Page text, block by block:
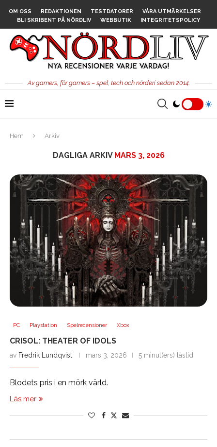
OM OSS REDAKTIONEN TESTDATORER
VÅRA UTMÄRKELSER
BLI SKRIBENT PÅ NÖRDLIV
WEBBUTIK INTEGRITETSPOLICY
Av gamers, för gamers – spel, tech och nörderi sedan 2014.
Hem Arkiv
DAGLIGA ARKIV MARS 3, 2026
PC Playstation Spelrecensioner Xbox
CRISOL: THEATER OF IDOLS
av Fredrik Lundqvist mars 3, 2026 5 minut(ers) lästid
Blodets pris i en mörk värld.
Läs mer